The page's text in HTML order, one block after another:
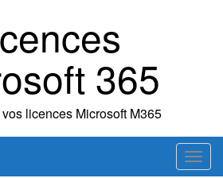
365
licences Microsoft M365
T